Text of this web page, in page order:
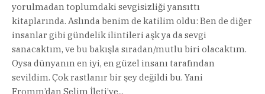
yorulmadan toplumdaki sevgisizliği yansıttı
kitaplarında. Aslında benim de katilim oldu: Ben de diğer
insanlar gibi gündelik ilintileri aşk ya da sevgi
sanacaktım, ve bu bakışla sıradan/mutlu biri olacaktım.
Oysa dünyanın en iyi, en güzel insanı tarafından
sevildim. Çok rastlanır bir şey değildi bu. Yani
Fromm’dan Selim İleti’ye...